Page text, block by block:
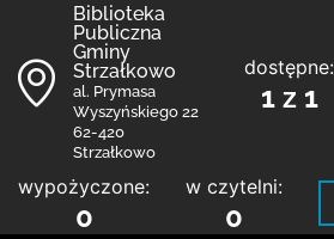
Biblioteka
Publiczna
Gminy
Strzałkowo
al. Prymasa
Wyszyńskiego 22
62-420
Strzałkowo
dostępne:
1 z 1
wypożyczone:
0
w czytelni:
0